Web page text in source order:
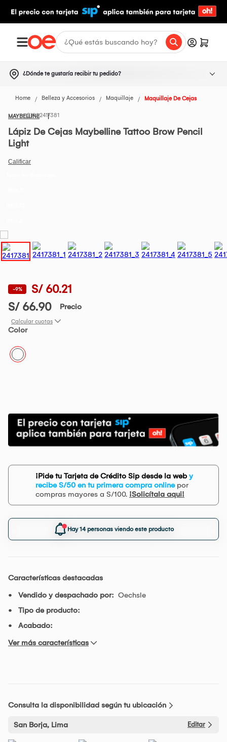
¿Dónde te gustaría recibir tu pedido?
Home Belleza y Accesorios Maquillaje Maquillaje De Cejas
MAYBELLINE2417381
Lápiz De Cejas Maybelline Tattoo Brow Pencil
Light
-9%
S/ 60.21
S/ 66.90
Precio
Calcular cuotas
Color
¡Pide tu Tarjeta de Crédito Sip desde la web y
recibe S/50 en tu primera compra onlinepor
compras mayores a S/100. ¡Solicítala aqui!
Hay 14 personas viendo este producto
Características destacadas
Vendido y despachado por: Oechsle
Tipo de producto:
Acabado:
Ver más características
Consulta la disponibilidad según tu ubicación
San Borja, Lima Editar